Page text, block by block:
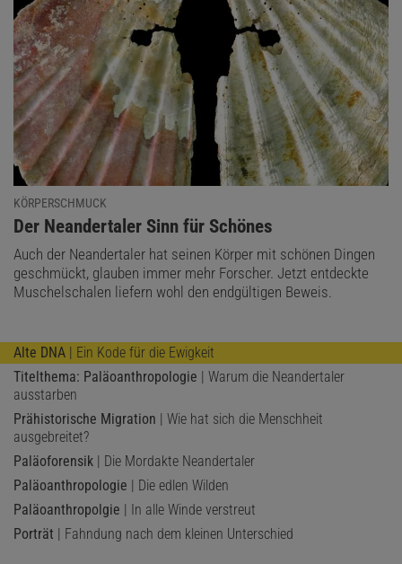
KÖRPERSCHMUCK
:
Der Neandertaler Sinn für Schönes
Auch der Neandertaler hat seinen Körper mit schönen Dingen
geschmückt, glauben immer mehr Forscher. Jetzt entdeckte
Muschelschalen liefern wohl den endgültigen Beweis.
Alte DNA | Ein Kode für die Ewigkeit
Titelthema: Paläoanthropologie | Warum die Neandertaler
ausstarben
Prähistorische Migration | Wie hat sich die Menschheit
ausgebreitet?
Paläoforensik | Die Mordakte Neandertaler
Paläoanthropologie | Die edlen Wilden
Paläoanthropolgie | In alle Winde verstreut
Porträt | Fahndung nach dem kleinen Unterschied